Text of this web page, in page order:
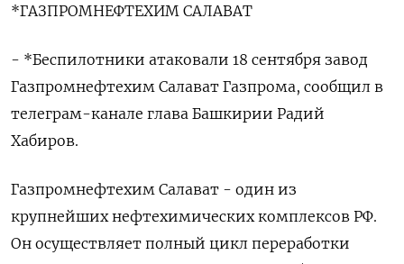
*ГАЗПРОМНЕФТЕХИМ САЛАВАТ
- *Беспилотники атаковали 18 сентября завод
Газпромнефтехим Салават Газпрома, сообщил в
телеграм-канале глава Башкирии Радий
Хабиров.
Газпромнефтехим Салават - один из
крупнейших нефтехимических комплексов РФ.
Он осуществляет полный цикл переработки